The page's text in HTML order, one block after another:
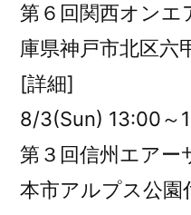
第６回関西オンエ
庫県神戸市北区六
[詳細]
8/3(Sun) 13:00～
第３回信州エアー
本市アルプス公園